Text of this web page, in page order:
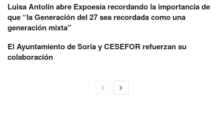
Luisa Antolín abre Expoesía recordando la importancia de
que “la Generación del 27 sea recordada como una
generación mixta”
El Ayuntamiento de Soria y CESEFOR refuerzan su
colaboración